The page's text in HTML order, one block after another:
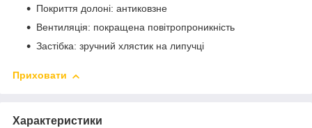
Покриття долоні: антиковзне
Вентиляція: покращена повітропроникність
Застібка: зручний хлястик на липучці
Приховати
Характеристики